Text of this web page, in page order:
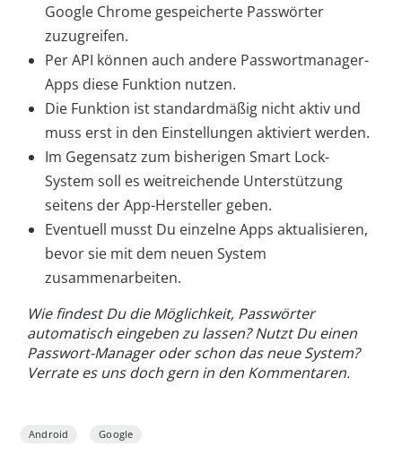
Google Chrome gespeicherte Passwörter
zuzugreifen.
Per API können auch andere Passwortmanager-
Apps diese Funktion nutzen.
Die Funktion ist standardmäßig nicht aktiv und
muss erst in den Einstellungen aktiviert werden.
Im Gegensatz zum bisherigen Smart Lock-
System soll es weitreichende Unterstützung
seitens der App-Hersteller geben.
Eventuell musst Du einzelne Apps aktualisieren,
bevor sie mit dem neuen System
zusammenarbeiten.
Wie findest Du die Möglichkeit, Passwörter
automatisch eingeben zu lassen? Nutzt Du einen
Passwort-Manager oder schon das neue System?
Verrate es uns doch gern in den Kommentaren.
Android Google